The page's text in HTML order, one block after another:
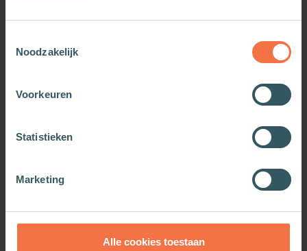
Noodzakelijk
Voorkeuren
Statistieken
Marketing
Alle cookies toestaan